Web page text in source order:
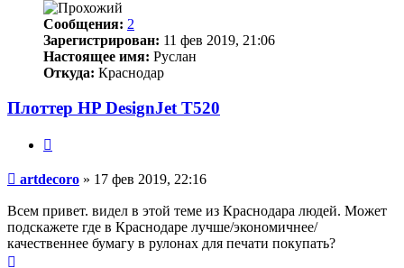
Сообщения: 2
Зарегистрирован: 11 фев 2019, 21:06
Настоящее имя: Руслан
Откуда: Краснодар
Плоттер HP DesignJet T520
Непрочитанное
artdecoro » 17 фев 2019, 22:16
Всем привет. видел в этой теме из Краснодара людей. Может
подскажете где в Краснодаре лучше/экономичнее/
качественнее бумагу в рулонах для печати покупать?